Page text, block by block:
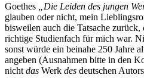
Goethes „Die Leiden des jungen
glauben oder nicht, mein
bisweilen auch die Tatsache zurück,
richtige Studienfach für mich war.
sonst würde ein beinahe 250 Jahre
angeben (Ausnahmen bitte in den
nicht das Werk des deutschen